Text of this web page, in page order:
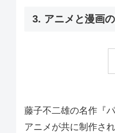
3. アニメと漫画
藤子不二雄の名作『
アニメが共に制作さ